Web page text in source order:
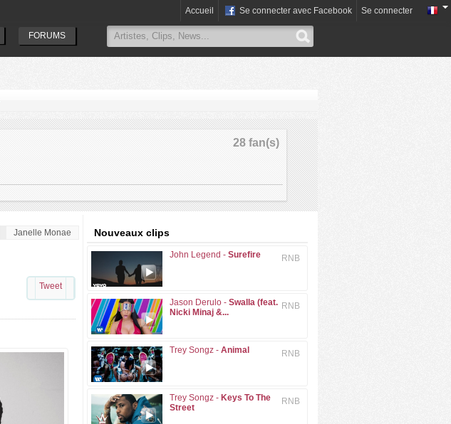
FORUMS
Accueil Se connecter avec Facebook Se connecter
28 fan(s)
Janelle Monae
Tweet
Nouveaux clips
RNB
John Legend - Surefire
RNB
Jason Derulo - Swalla (feat.
Nicki Minaj &...
RNB
Trey Songz - Animal
RNB
Trey Songz - Keys To The
Street